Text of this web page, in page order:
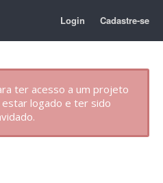
Login Cadastre-se
ter acesso a um projeto
logado e ter sido